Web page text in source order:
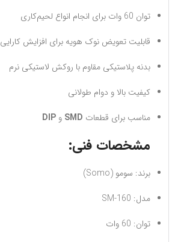
توان 60 وات برای انجام انواع لحیم‌کاری
قابلیت تعویض نوک هویه برای افزایش کارایی
بدنه پلاستیکی مقاوم با روکش لاستیکی نرم
کیفیت بالا و دوام طولانی
مناسب برای قطعات SMD و DIP
مشخصات فنی:
برند: سومو (Somo)
مدل: SM-160
توان: 60 وات